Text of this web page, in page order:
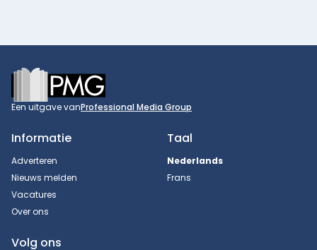
Footer
Een uitgave vanProfessional Media Group
Informatie
Adverteren
Nieuws melden
Vacatures
Over ons
Taal
Nederlands
Frans
Volg ons